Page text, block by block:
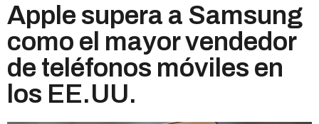
Apple supera a Samsung
como el mayor vendedor
de teléfonos móviles en
los EE.UU.